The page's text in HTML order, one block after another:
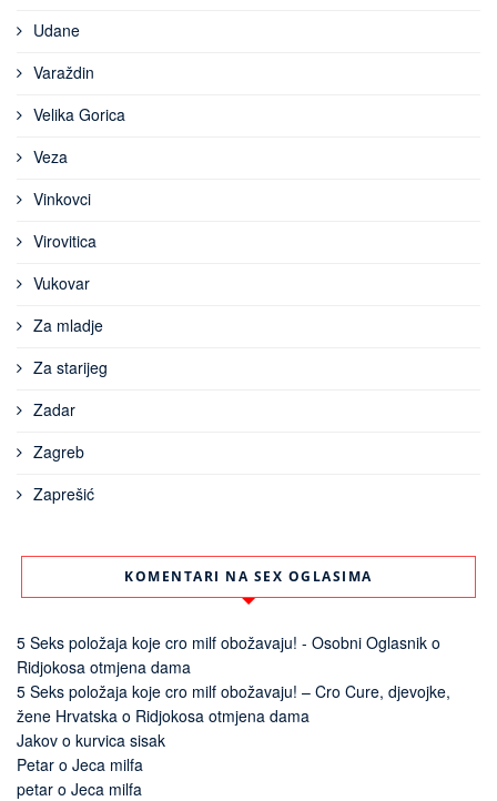
Udane
Varaždin
Velika Gorica
Veza
Vinkovci
Virovitica
Vukovar
Za mladje
Za starijeg
Zadar
Zagreb
Zaprešić
KOMENTARI NA SEX OGLASIMA
5 Seks položaja koje cro milf obožavaju! - Osobni Oglasnik o
Ridjokosa otmjena dama
5 Seks položaja koje cro milf obožavaju! – Cro Cure, djevojke,
žene Hrvatska o Ridjokosa otmjena dama
Jakov o kurvica sisak
Petar o Jeca milfa
petar o Jeca milfa